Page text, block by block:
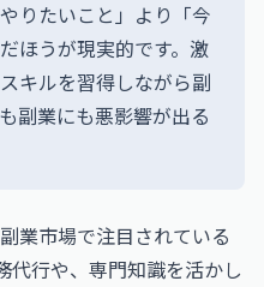
りたいこと」より「今
ほうが現実的です。激
キルを習得しながら副
副業にも悪影響が出る
業市場で注目されている
代行や、専門知識を活かし